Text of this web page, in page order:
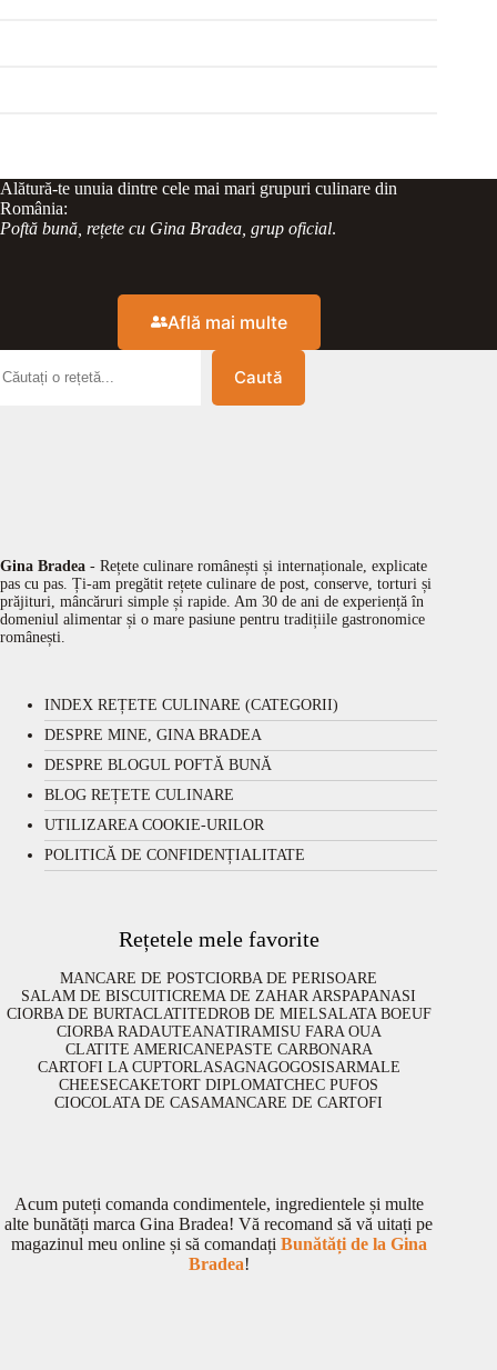
Alătură-te unuia dintre cele mai mari grupuri culinare din
România:
Poftă bună, rețete cu Gina Bradea, grup oficial.
Află mai multe
Caută
Gina Bradea - Rețete culinare românești și internaționale, explicate
pas cu pas. Ți-am pregătit rețete culinare de post, conserve, torturi și
prăjituri, mâncăruri simple și rapide. Am 30 de ani de experiență în
domeniul alimentar și o mare pasiune pentru tradițiile gastronomice
românești.
INDEX REȚETE CULINARE (CATEGORII)
DESPRE MINE, GINA BRADEA
DESPRE BLOGUL POFTĂ BUNĂ
BLOG REȚETE CULINARE
UTILIZAREA COOKIE-URILOR
POLITICĂ DE CONFIDENȚIALITATE
Rețetele mele favorite
MANCARE DE POSTCIORBA DE PERISOARE
SALAM DE BISCUITICREMA DE ZAHAR ARSPAPANASI
CIORBA DE BURTACLATITEDROB DE MIELSALATA BOEUF
CIORBA RADAUTEANATIRAMISU FARA OUA
CLATITE AMERICANEPASTE CARBONARA
CARTOFI LA CUPTORLASAGNAGOGOSISARMALE
CHEESECAKETORT DIPLOMATCHEC PUFOS
CIOCOLATA DE CASAMANCARE DE CARTOFI
Acum puteți comanda condimentele, ingredientele și multe
alte bunătăți marca Gina Bradea! Vă recomand să vă uitați pe
magazinul meu online și să comandați Bunătăți de la Gina
Bradea!